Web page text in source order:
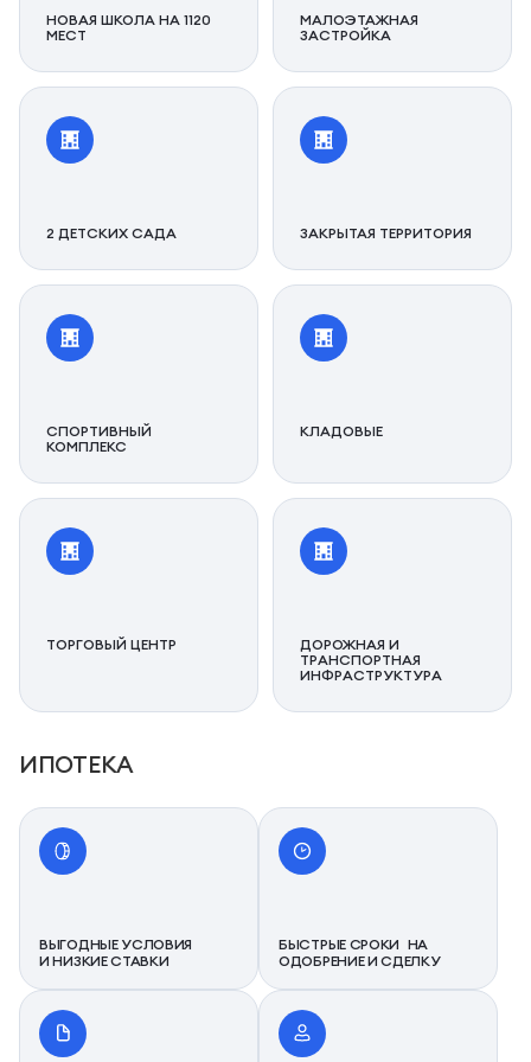
НОВАЯ ШКОЛА НА 1120
МЕСТ
МАЛОЭТАЖНАЯ
ЗАСТРОЙКА
2 ДЕТСКИХ САДА ЗАКРЫТАЯ ТЕРРИТОРИЯ
СПОРТИВНЫЙ
КОМПЛЕКС
КЛАДОВЫЕ
ТОРГОВЫЙ ЦЕНТР
ДОРОЖНАЯ И
ТРАНСПОРТНАЯ
ИНФРАСТРУКТУРА
ИПОТЕКА
ВЫГОДНЫЕ УСЛОВИЯ
И НИЗКИЕ СТАВКИ
БЫСТРЫЕ СРОКИ НА
ОДОБРЕНИЕ И СДЕЛКУ